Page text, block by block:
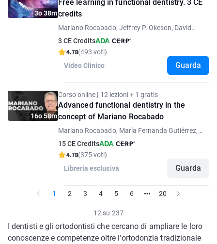
3o 38m
Free learning in functional dentistry. 3 CE
credits
Mariano Rocabado, Jeffrey P. Okeson, David
3 CE Credits
4.78(493 voti)
Video Clinico
Guarda
16o 58m
Corso online | 12 lezioni + 1 gratis
Advanced functional dentistry in the
concept of Mariano Rocabado
Mariano Rocabado, María Fernanda Gutiérrez,
15 CE Credits
4.78(375 voti)
Libreria esclusiva
Guarda
1 2 3 4 5 6 20
12 su 237
I dentisti e gli ortodontisti che cercano di ampliare le loro
conoscenze e competenze oltre l'ortodonzia tradizionale